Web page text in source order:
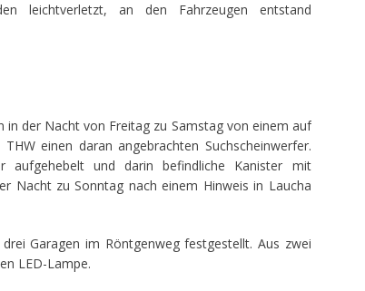
leichtverletzt, an den Fahrzeugen entstand
der Nacht von Freitag zu Samstag von einem auf
einen daran angebrachten Suchscheinwerfer.
aufgehebelt und darin befindliche Kanister mit
Nacht zu Sonntag nach einem Hinweis in Laucha
Garagen im Röntgenweg festgestellt. Aus zwei
LED-Lampe.